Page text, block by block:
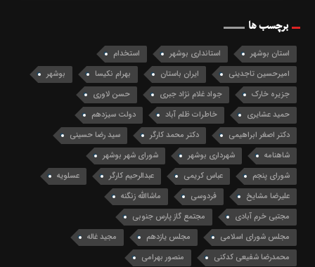
برچسب ها
استان بوشهر استانداری بوشهر
استخدام
امیرحسین تاجدینی
ایران باستان بهرام نکیسا
بوشهر
جزیره خارک
جواد غلام نژاد جبری
حسن لاوری
حمید عشایری
خاطرات ظلم آباد
دولت سیزدهم
دکتر اصغر ابراهیمی
دکتر محمد کارگر
سید رضا حسینی
شاهنامه
شهرداری بوشهر
شورای شهر بوشهر
شورای پنجم
عباس کریمی عبدالرحیم کارگر
عسلویه
علیرضا مشایخ
فردوسی
ماشاالله زنگنه
مجتبی خرم آبادی
مجتمع گاز پارس جنوبی
مجلس شورای اسلامی
مجلس یازدهم
مجید غاله
محمدرضا شفیعی کدکنی
منصور بهرامی